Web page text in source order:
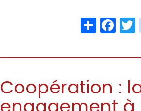
Share
Coopération :